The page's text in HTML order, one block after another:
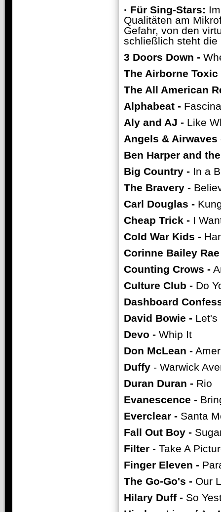
· Für Sing-Stars:
Qualitäten am
Gefahr, von den
schließlich steht die
3 Doors Down -
The Airborne Toxic
The All American
Alphabeat -
Aly and AJ - Like
Angels & Airwaves
Ben Harper and
Big Country - In a
The Bravery -
Carl Douglas -
Cheap Trick - I
Cold War Kids -
Corinne Bailey
Counting Crows -
Culture Club - Do
Dashboard
David Bowie - Let's
Devo - Whip It
Don McLean -
Duffy - Warwick
Duran Duran - Rio
Evanescence -
Everclear - Santa
Fall Out Boy -
Filter - Take A
Finger Eleven -
The Go-Go's - Our
Hilary Duff - So